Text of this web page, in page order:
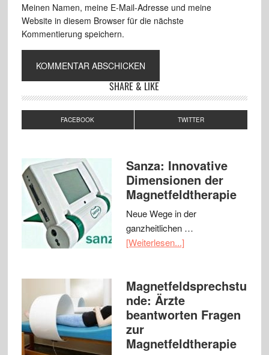
Meinen Namen, meine E-Mail-Adresse und meine
Website in diesem Browser für die nächste
Kommentierung speichern.
SHARE & LIKE
FACEBOOK TWITTER
Sanza: Innovative
Dimensionen der
Magnetfeldtherapie
Neue Wege in der
ganzheitlichen …
[Weiterlesen...]
Magnetfeldsprechstu
nde: Ärzte
beantworten Fragen
zur
Magnetfeldtherapie